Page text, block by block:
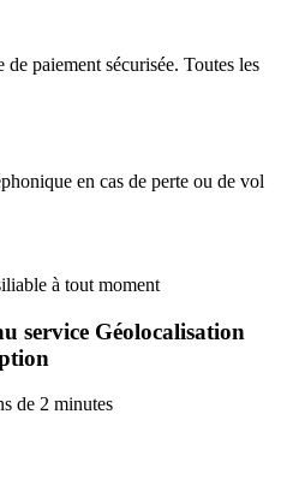
paiement sécurisée. Toutes les
en cas de perte ou de vol
à tout moment
service Géolocalisation
de 2 minutes